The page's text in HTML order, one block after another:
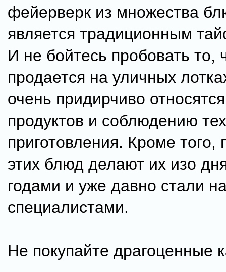
фейерверк из множества
является традиционным
И не бойтесь пробовать то,
продается на уличных
очень придирчиво
продуктов и соблюдению
приготовления. Кроме того,
этих блюд делают их изо
годами и уже давно стали
специалистами.
Не покупайте драгоценные